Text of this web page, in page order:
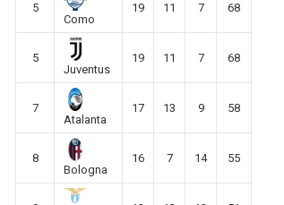
5
Como
19 11 7 68
5
Juventus
19 11 7 68
7
Atalanta
17 13 9 58
8
Bologna
16 7 14 55